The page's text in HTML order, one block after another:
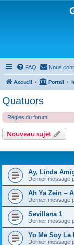
FAQ Nous
Accueil Portail
Quatuors
Règles du forum
Nouveau sujet
Ay, Linda
Dernier message
Ah Ya Zein –
Dernier message
Sevillana 1
Dernier message
Yo Me Soy La
Dernier message